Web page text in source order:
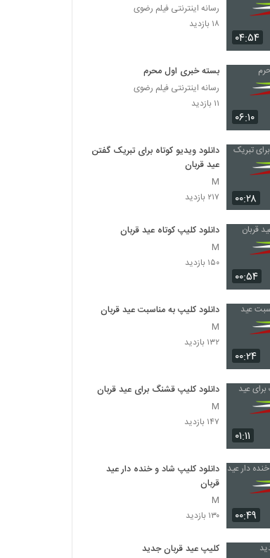
۰۴:۵۴
رسانه اینترنتی فیلم رضوی
۱۸ بازدید
۰۶:۱۰
بسته خبری اول محرم
رسانه اینترنتی فیلم رضوی
۱۱ بازدید
۰۰:۲۸
دانلود ویدیو کوتاه برای تبریک گفتن
عید قربان
M
۲۱۷ بازدید
۰۰:۵۴
دانلود کلیپ کوتاه عید قربان
M
۱۵۰ بازدید
۰۰:۲۴
دانلود کلیپ به مناسبت عید قربان
M
۱۳۲ بازدید
۰۱:۱۱
دانلود کلیپ قشنگ برای عید قربان
M
۱۴۷ بازدید
۰۰:۴۹
دانلود کلیپ شاد و خنده دار عید
قربان
M
۱۳۰ بازدید
کلیپ عید قربان جدید